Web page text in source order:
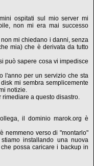
ospitati sul mio server mi
non mi era mai successo
mi chiedano i danni, senza
mia) che è derivata da tutto
può sapere cosa vi impedisce
l'anno per un servizio che sta
mi sembra semplicemente
notizie.
a questo disastro.
il dominio marok.org è
nemmeno verso di "montarlo"
installando una nuova
possa caricare i backup in